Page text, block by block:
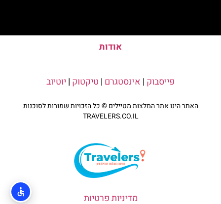
אודות
פייסבוק | אינסטגרם | טיקטוק | יוטיוב
האתר הינו אתר המלצות מטיילים © כל הזכויות שמורות לסוכנות
TRAVELERS.CO.IL
מדיניות פרטיות